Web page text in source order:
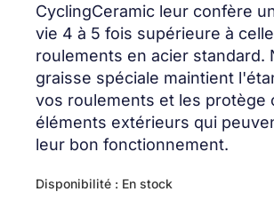
CyclingCeramic leur confère
vie 4 à 5 fois supérieure à
roulements en acier standard.
graisse spéciale maintient
vos roulements et les protège
éléments extérieurs qui
leur bon fonctionnement.
Disponibilité : En stock
quantité